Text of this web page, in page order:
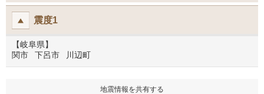
震度1
【岐阜県】
関市
下呂市 川辺町
地震情報を共有する